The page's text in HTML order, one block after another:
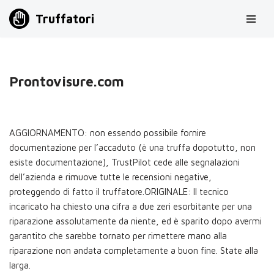
Truffatori
Prontovisure.com
AGGIORNAMENTO: non essendo possibile fornire
documentazione per l’accaduto (è una truffa dopotutto, non
esiste documentazione), TrustPilot cede alle segnalazioni
dell’azienda e rimuove tutte le recensioni negative,
proteggendo di fatto il truffatore.ORIGINALE: Il tecnico
incaricato ha chiesto una cifra a due zeri esorbitante per una
riparazione assolutamente da niente, ed è sparito dopo avermi
garantito che sarebbe tornato per rimettere mano alla
riparazione non andata completamente a buon fine. State alla
larga.